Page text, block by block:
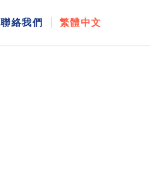
聯絡我們 繁體中文